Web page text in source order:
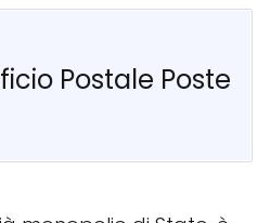
Postale Poste